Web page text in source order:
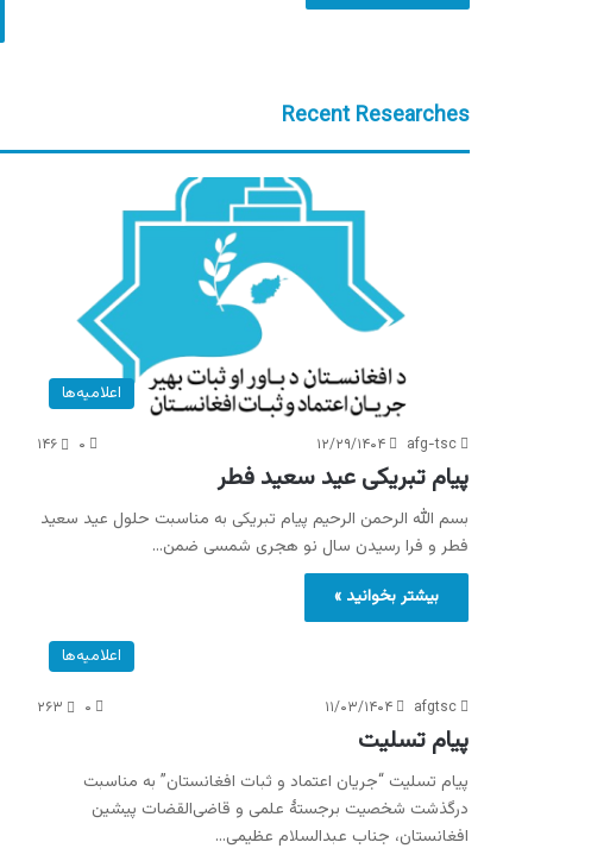
Recent Researches
اعلامیه‌ها
afg-tsc ۱۲/۲۹/۱۴۰۴ ۰ ۱۴۶
پیام تبریکی عید سعید فطر
بسم الله الرحمن الرحیم پیام تبریکی به مناسبت حلول عید سعید
فطر و فرا رسیدن سال نو هجری شمسی ضمن…
بیشتر بخوانید »
اعلامیه‌ها
afgtsc ۱۱/۰۳/۱۴۰۴ ۰ ۲۶۳
پیام تسلیت
پیام تسلیت “جریان اعتماد و ثبات افغانستان” به مناسبت
درگذشت شخصیت برجستهٔ علمی و قاضی‌القضات پیشین
افغانستان، جناب عبدالسلام عظیمی…